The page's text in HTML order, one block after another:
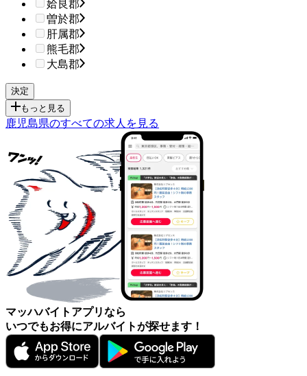
姶良郡
曽於郡
肝属郡
熊毛郡
大島郡
もっと見る
鹿児島県のすべての求人を見る
マッハバイトアプリなら
いつでもお得にアルバイトが探せます！